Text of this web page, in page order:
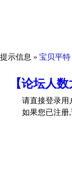
提示信息 » 宝贝平特
【论坛人
请直接登录用
如果您已注册